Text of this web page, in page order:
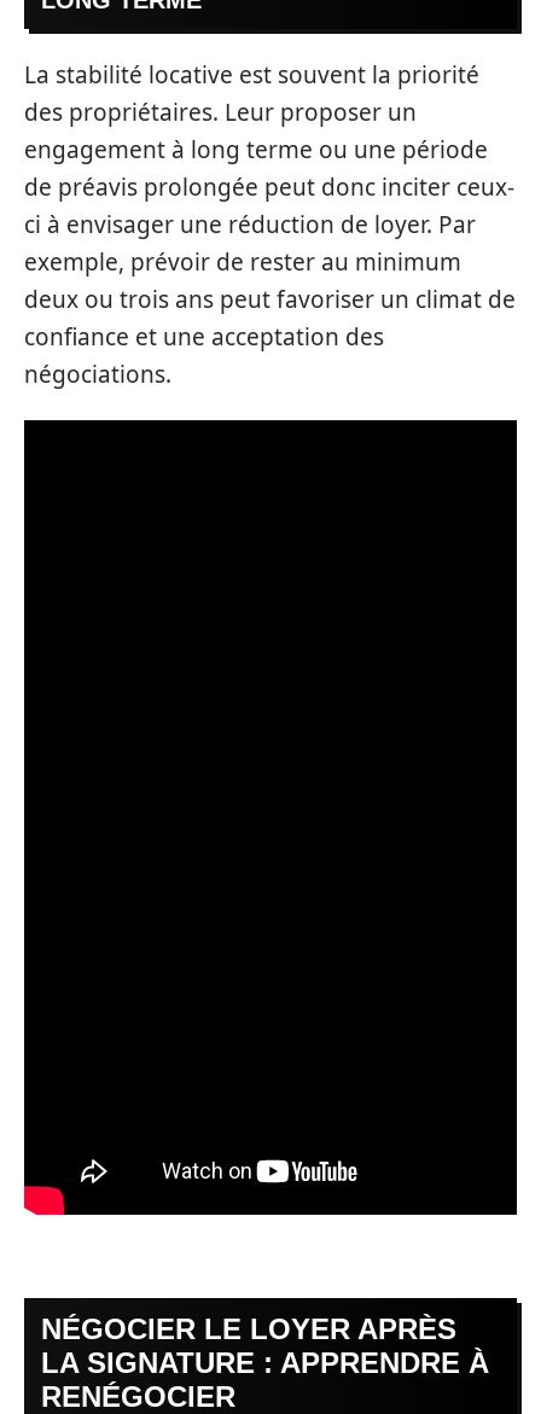
La stabilité locative est souvent la priorité
des propriétaires. Leur proposer un
engagement à long terme ou une période
de préavis prolongée peut donc inciter ceux-
ci à envisager une réduction de loyer. Par
exemple, prévoir de rester au minimum
deux ou trois ans peut favoriser un climat de
confiance et une acceptation des
négociations.
NÉGOCIER LE LOYER APRÈS
LA SIGNATURE : APPRENDRE À
RENÉGOCIER